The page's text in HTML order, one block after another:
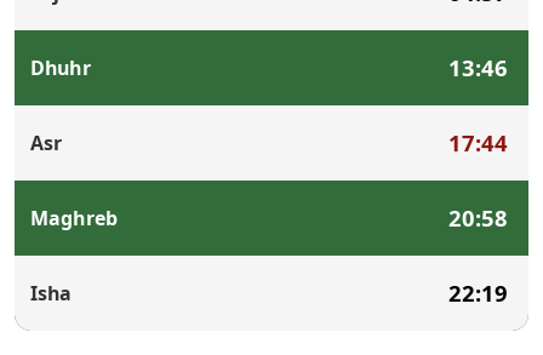
Dhuhr 13:46
Asr 17:44
Maghreb 20:58
Isha 22:19